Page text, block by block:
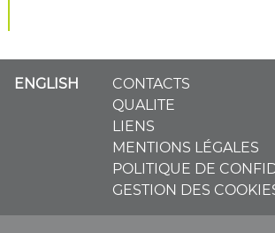
ENGLISH
CONTACTS
QUALITE
LIENS
MENTIONS LÉGALES
POLITIQUE DE
GESTION DES